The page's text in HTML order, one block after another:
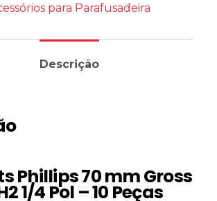
para Parafusadeira
Descrição
Phillips 70 mm Gross
1/4 Pol – 10 Peças